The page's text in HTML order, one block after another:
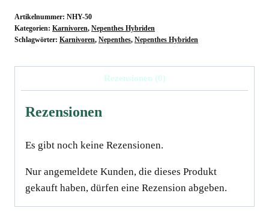
Artikelnummer: NHY-50
Kategorien: Karnivoren, Nepenthes Hybriden
Schlagwörter: Karnivoren, Nepenthes, Nepenthes Hybriden
Rezensionen (0)
Rezensionen
Es gibt noch keine Rezensionen.
Nur angemeldete Kunden, die dieses Produkt
gekauft haben, dürfen eine Rezension abgeben.